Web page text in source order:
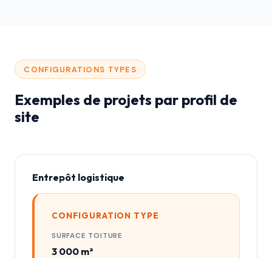
CONFIGURATIONS TYPES
Exemples de projets par profil de
site
Entrepôt logistique
CONFIGURATION TYPE
SURFACE TOITURE
3 000 m²